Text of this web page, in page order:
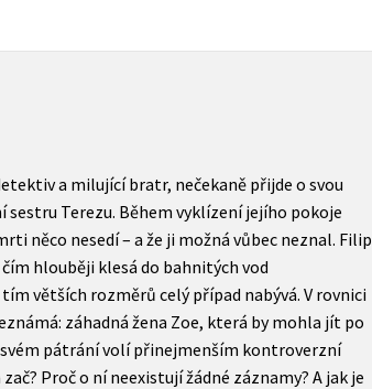
a milující bratr, nečekaně přijde o svou
Terezu. Během vyklízení jejího pokoje
něco nesedí – a že ji možná vůbec neznal. Filip
hlouběji klesá do bahnitých vod
větších rozměrů celý případ nabývá. V rovnici
záhadná žena Zoe, která by mohla jít po
pátrání volí přinejmenším kontroverzní
Proč o ní neexistují žádné záznamy? A jak je